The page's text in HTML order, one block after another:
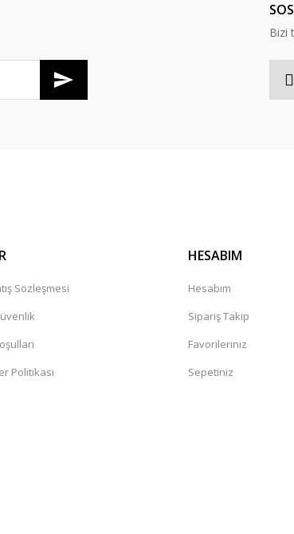
Bizi
Sözleşmesi
Politikası
HESABIM
Hesabım
Sipariş Takip
Favorileriniz
Sepetiniz